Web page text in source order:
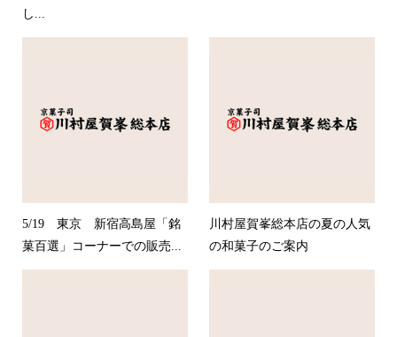
し...
5/19 東京 新宿高島屋「銘
菓百選」コーナーでの販売...
川村屋賀峯総本店の夏の人気
の和菓子のご案内